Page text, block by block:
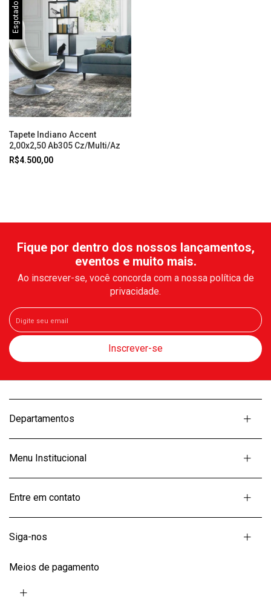
Esgotado
Tapete Indiano Accent
2,00x2,50 Ab305 Cz/Multi/Az
R$4.500,00
Fique por dentro dos nossos lançamentos,
eventos e muito mais.
Ao inscrever-se, você concorda com a nossa política de
privacidade.
Departamentos
Menu Institucional
Entre em contato
Siga-nos
Meios de pagamento